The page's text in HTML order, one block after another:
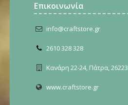
Επικοινωνία
info@craftstore.gr
2610 328 328
Κανάρη 22-24, Πάτρα, 26223
www.craftstore.gr